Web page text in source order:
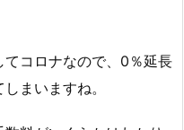
コロナなので、0％延長
まいますね。